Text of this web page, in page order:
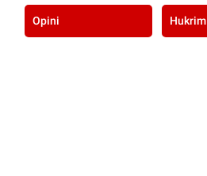
Opini Hukrim